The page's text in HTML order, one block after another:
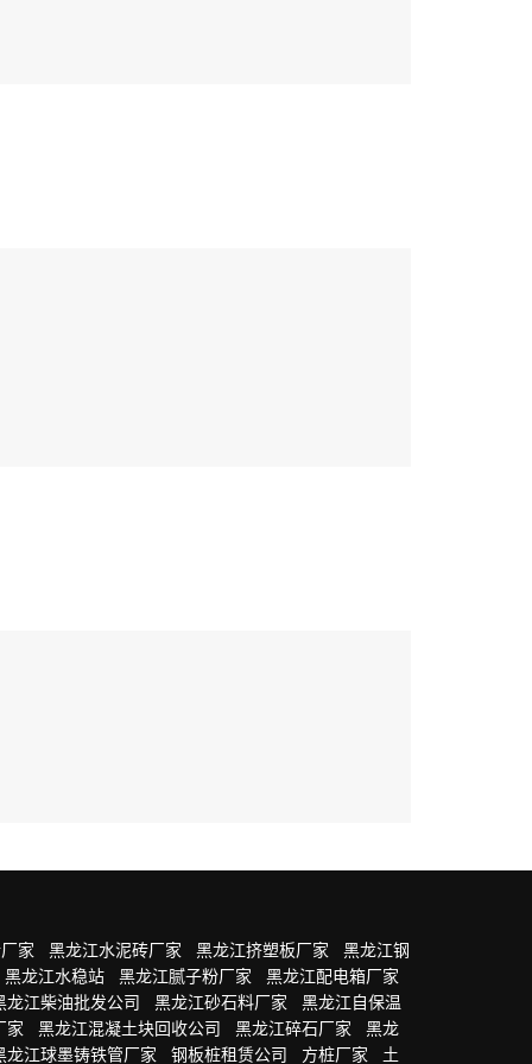
家 黑龙江水泥砖厂家 黑龙江挤塑板厂家
黑龙江钢
黑龙江水稳站
黑龙江腻子粉厂家
黑龙江配电箱厂家
龙江柴油批发公司
黑龙江砂石料厂家
黑龙江自保温
家
黑龙江混凝土块回收公司 黑龙江碎石厂家
黑龙
龙江球墨铸铁管厂家
钢板桩租赁公司 方桩厂家 土